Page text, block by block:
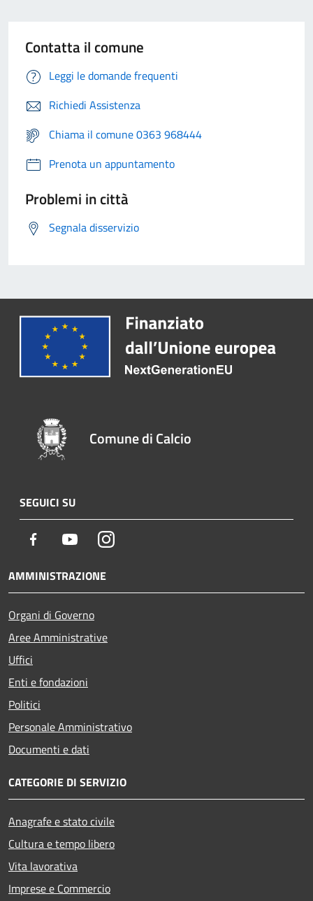
Contatta il comune
Leggi le domande frequenti
Richiedi Assistenza
Chiama il comune 0363 968444
Prenota un appuntamento
Problemi in città
Segnala disservizio
Comune di Calcio
SEGUICI SU
Facebook YoutubeInstagram
AMMINISTRAZIONE
Organi di Governo
Aree Amministrative
Uffici
Enti e fondazioni
Politici
Personale Amministrativo
Documenti e dati
CATEGORIE DI SERVIZIO
Anagrafe e stato civile
Cultura e tempo libero
Vita lavorativa
Imprese e Commercio